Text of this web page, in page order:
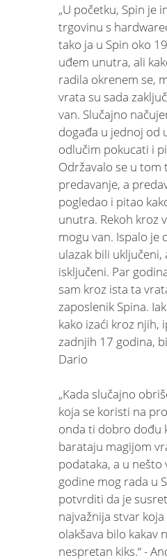
„U početku, Spin je
trgovinu s
tako ja u Spin oko
uđem unutra, ali
radila okrenem se,
vrata su sada
van. Slučajno
događa u jednoj od
odlučim pokucati i
Održavalo se u tom
predavanje, a
pogledao i pitao
unutra. Rekoh kroz
mogu van. Ispalo je
ulazak bili uključeni,
isključeni. Par
sam kroz ista ta
zaposlenik Spina.
kako izaći kroz njih,
zadnjih 17 godina,
Dario
„Kada slučajno
koja se koristi na
onda ti dobro dođu
barataju magijom
podataka, a u nešto
godine mog rada u
potvrditi da je
najvažnija stvar
olakšava bilo kakav
nespretan kiks.“ -